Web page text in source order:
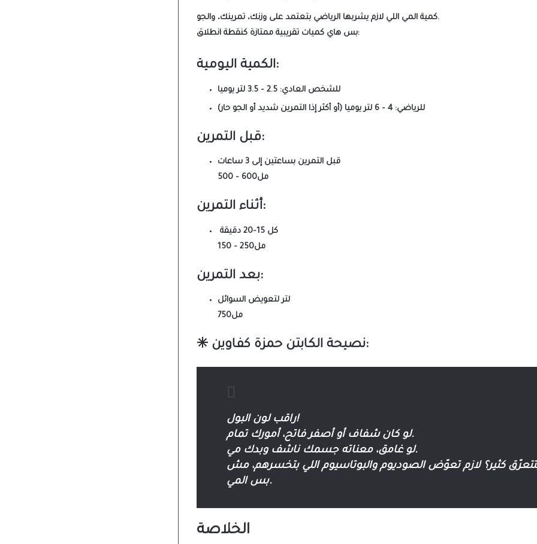
كمية المي اللي لازم يشربها الرياضي بتعتمد على وزنك، تمرينك، والجو.
بس هاي كميات تقريبية ممتازة كنقطة انطلاق:
الكمية اليومية:
للشخص العادي: 2.5 – 3.5 لتر يوميا
للرياضي:4 – 6 لتر يوميا (أو أكثر إذا التمرين شديد أو الجو حار)
قبل التمرين:
قبل التمرين بساعتين إلى 3 ساعات
500 – 600مل
أثناء التمرين:
كل 15–20 دقيقة
150 – 250مل
بعد التمرين:
لترلتعويض السوائل
750مل
✳️ نصيحة الكابتن حمزة كفاوين:
راقب لون البول!
لو كان شفاف أو أصفر فاتح، أمورك تمام.
لو غامق، معناته جسمك ناشف وبدك مي.
كثير؟ لازم تعوّضالصوديوم والبوتاسيوماللي بتخسرهم، مش
بس المي.
الخلاصة